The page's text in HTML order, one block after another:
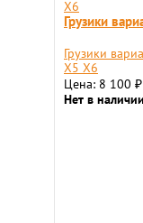
Грузики
Грузики
X5 X6
Цена: 8 100 ₽
Нет в наличии